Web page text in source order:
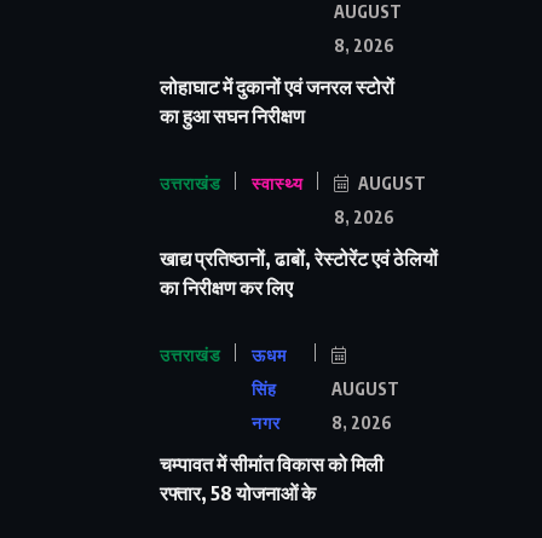
AUGUST
8, 2026
लोहाघाट में दुकानों एवं जनरल स्टोरों
का हुआ सघन निरीक्षण
उत्तराखंड स्वास्थ्य
AUGUST
8, 2026
खाद्य प्रतिष्ठानों, ढाबों, रेस्टोरेंट एवं ठेलियों
का निरीक्षण कर लिए
उत्तराखंड
ऊधम
सिंह
नगर
AUGUST
8, 2026
चम्पावत में सीमांत विकास को मिली
रफ्तार, 58 योजनाओं के